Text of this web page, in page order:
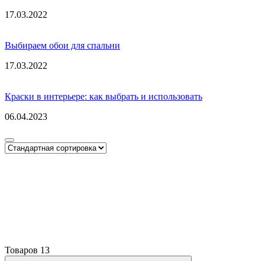
17.03.2022
Выбираем обои для спальни
17.03.2022
Краски в интерьере: как выбрать и использовать
06.04.2023
Товаров 13